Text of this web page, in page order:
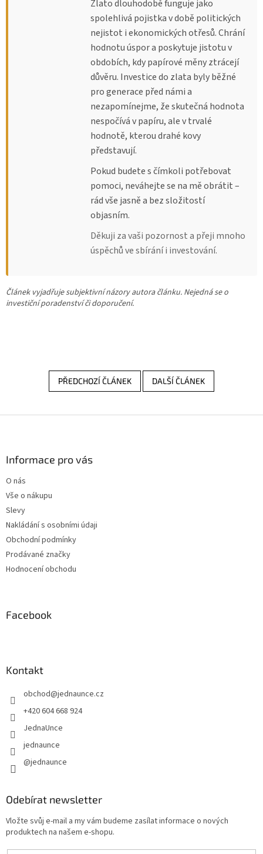
Zlato dlouhodobě funguje jako
spolehlivá pojistka v době politických
nejistot i ekonomických otřesů. Chrání
hodnotu úspor a poskytuje jistotu v
obdobích, kdy papírové měny ztrácejí
důvěru. Investice do zlata byly běžné
pro generace před námi a
nezapomínejme, že skutečná hodnota
nespočívá v papíru, ale v trvalé
hodnotě, kterou drahé kovy
představují.
Pokud budete s čímkoli potřebovat
pomoci, neváhejte se na mě obrátit –
rád vše jasně a bez složitostí
objasním.
Děkuji za vaši pozornost a přeji mnoho
úspěchů ve sbírání i investování.
Článek vyjadřuje subjektivní názory autora článku. Nejedná se o
investiční poradenství či doporučení.
PŘEDCHOZÍ ČLÁNEK DALŠÍ ČLÁNEK
Informace pro vás
O nás
Vše o nákupu
Slevy
Nakládání s osobními údaji
Obchodní podmínky
Prodávané značky
Hodnocení obchodu
Facebook
Kontakt
obchod@jednaunce.cz
+420 604 668 924
JednaUnce
jednaunce
@jednaunce
Odebírat newsletter
Vložte svůj e-mail a my vám budeme zasílat informace o nových
produktech na našem e-shopu.